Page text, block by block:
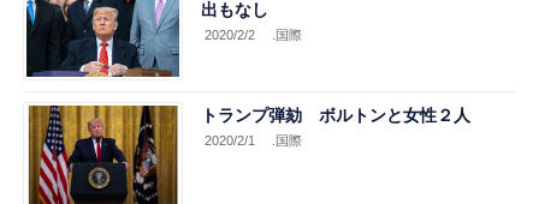
出もなし
2020/2/2 .国際
トランプ弾劾 ボルトンと女性２人
2020/2/1 .国際